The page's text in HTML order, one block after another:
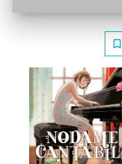
bookmark_border